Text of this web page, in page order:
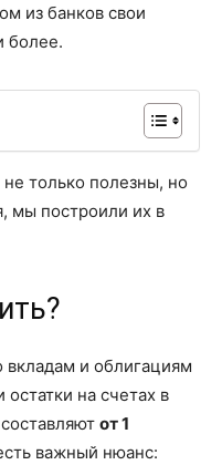
из банков свои
более.
только полезны, но
мы построили их в
и облигациям
остатки на счетах в
от 1
важный нюанс: